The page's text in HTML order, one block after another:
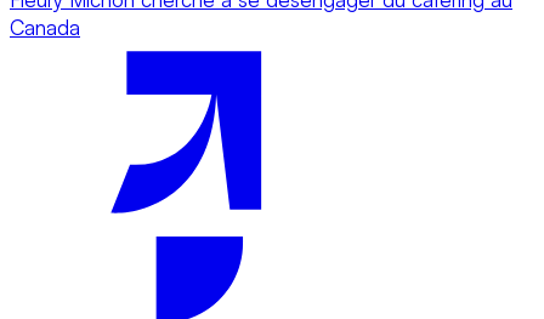
Canada